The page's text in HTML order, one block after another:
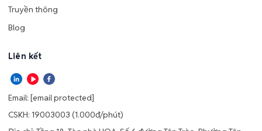
Truyền thông
Blog
Liên kết
Email: [email protected]
CSKH: 19003003 (1.000đ/phút)